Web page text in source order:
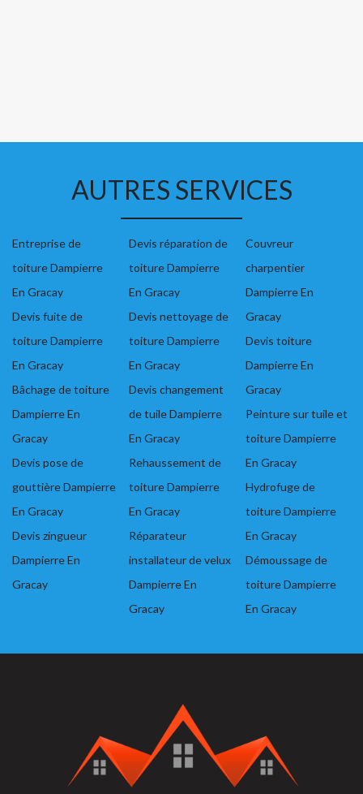
AUTRES SERVICES
Entreprise de
toiture Dampierre
En Gracay
Devis fuite de
toiture Dampierre
En Gracay
Bâchage de toiture
Dampierre En
Gracay
Devis pose de
gouttière Dampierre
En Gracay
Devis zingueur
Dampierre En
Gracay
Devis réparation de
toiture Dampierre
En Gracay
Devis nettoyage de
toiture Dampierre
En Gracay
Devis changement
de tuile Dampierre
En Gracay
Rehaussement de
toiture Dampierre
En Gracay
Réparateur
installateur de velux
Dampierre En
Gracay
Couvreur
charpentier
Dampierre En
Gracay
Devis toiture
Dampierre En
Gracay
Peinture sur tuile et
toiture Dampierre
En Gracay
Hydrofuge de
toiture Dampierre
En Gracay
Démoussage de
toiture Dampierre
En Gracay